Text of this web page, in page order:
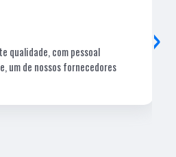
qualidade, com pessoal
um de nossos fornecedores
›